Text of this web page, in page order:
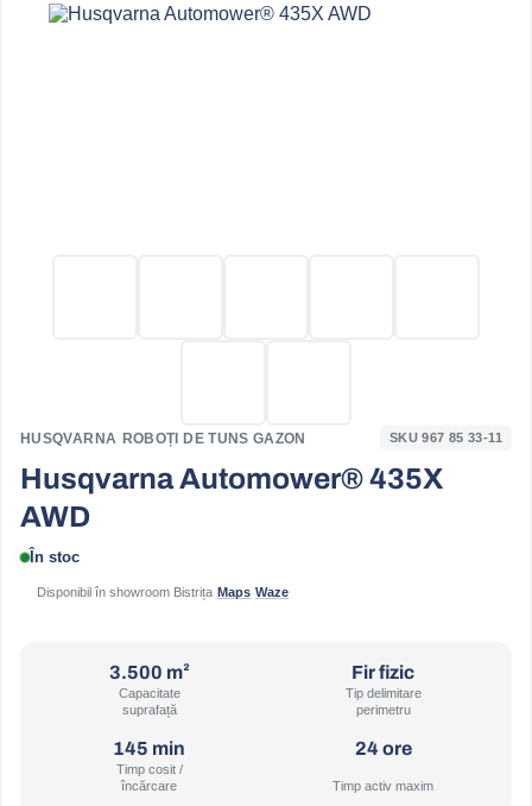
HUSQVARNA ROBOȚI DE TUNS GAZON SKU 967 85 33‑11
Husqvarna Automower® 435X
AWD
În stoc
Disponibil în showroom Bistrița Maps Waze
3.500 m²
Capacitate
suprafață
Fir fizic
Tip delimitare
perimetru
145 min
Timp cosit /
încărcare
24 ore
Timp activ maxim